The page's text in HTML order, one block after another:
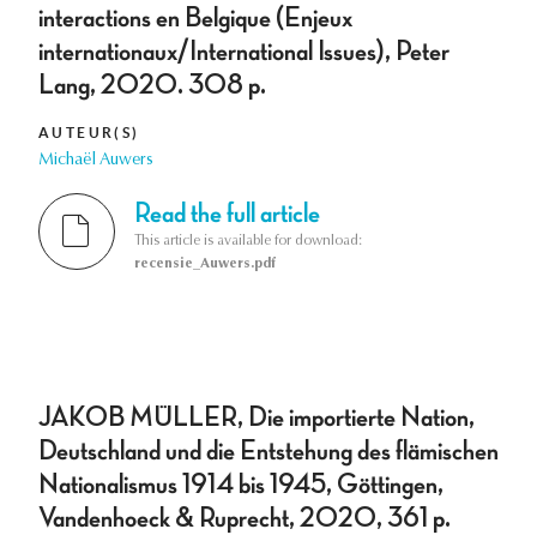
interactions en Belgique (Enjeux
internationaux/International Issues), Peter
Lang, 2020. 308 p.
AUTEUR(S)
Michaël Auwers
Read the full article
This article is available for download:
recensie_Auwers.pdf
JAKOB MÜLLER, Die importierte Nation,
Deutschland und die Entstehung des flämischen
Nationalismus 1914 bis 1945, Göttingen,
Vandenhoeck & Ruprecht, 2020, 361 p.